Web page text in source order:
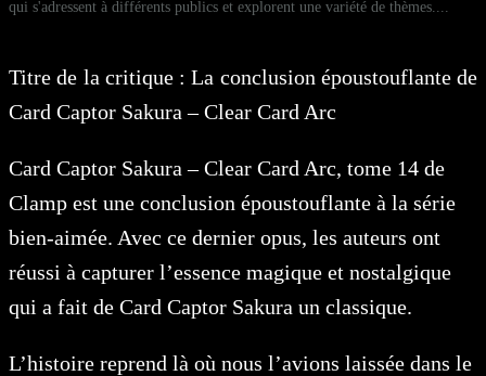
qui s'adressent à différents publics et explorent une variété de thèmes....
Titre de la critique : La conclusion époustouflante de
Card Captor Sakura – Clear Card Arc
Card Captor Sakura – Clear Card Arc, tome 14 de
Clamp est une conclusion époustouflante à la série
bien-aimée. Avec ce dernier opus, les auteurs ont
réussi à capturer l’essence magique et nostalgique
qui a fait de Card Captor Sakura un classique.
L’histoire reprend là où nous l’avions laissée dans le